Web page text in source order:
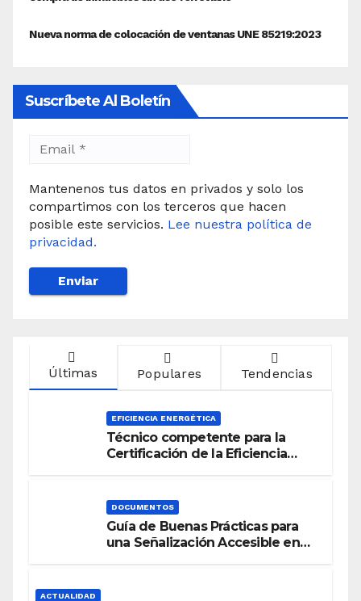
Suscríbete Al Boletín
Mantenenos tus datos en privados y solo los
compartimos con los terceros que hacen
posible este servicios. Lee nuestra política de
privacidad.
Últimas Populares Tendencias
EFICIENCIA ENERGÉTICA
Técnico competente para la
Certificación de la Eficiencia
DOCUMENTOS
Guía de Buenas Prácticas para
una Señalización Accesible en
ACTUALIDAD